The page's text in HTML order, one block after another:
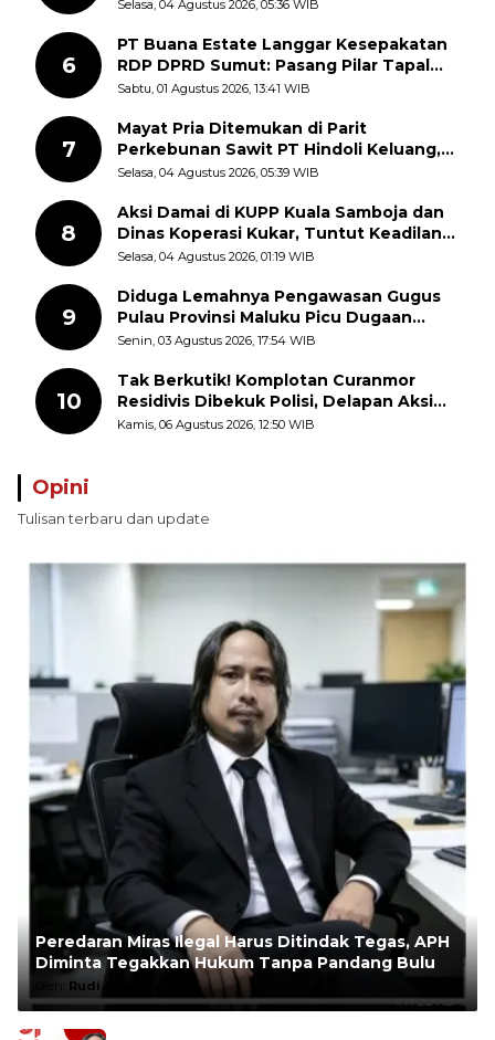
Selasa, 04 Agustus 2026, 05:36 WIB
6
PT Buana Estate Langgar Kesepakatan
RDP DPRD Sumut: Pasang Pilar Tapal
Batas Sepihak Tanpa Libatkan
Sabtu, 01 Agustus 2026, 13:41 WIB
7
Mayat Pria Ditemukan di Parit
Perkebunan Sawit PT Hindoli Keluang,
Polisi Selidiki Penyebab Kematian
Selasa, 04 Agustus 2026, 05:39 WIB
8
Aksi Damai di KUPP Kuala Samboja dan
Dinas Koperasi Kukar, Tuntut Keadilan
dan Kesempatan Kerja yang Adil
Selasa, 04 Agustus 2026, 01:19 WIB
9
Diduga Lemahnya Pengawasan Gugus
Pulau Provinsi Maluku Picu Dugaan
Pungli terhadap Nelayan Bale-Bale di
Senin, 03 Agustus 2026, 17:54 WIB
10
Tak Berkutik! Komplotan Curanmor
Residivis Dibekuk Polisi, Delapan Aksi
Curanmor Di Candipuro Terungkap
Kamis, 06 Agustus 2026, 12:50 WIB
Opini
Tulisan terbaru dan update
Peredaran Miras Ilegal Harus Ditindak Tegas, APH
Diminta Tegakkan Hukum Tanpa Pandang Bulu
Oleh: Rudi Andesta